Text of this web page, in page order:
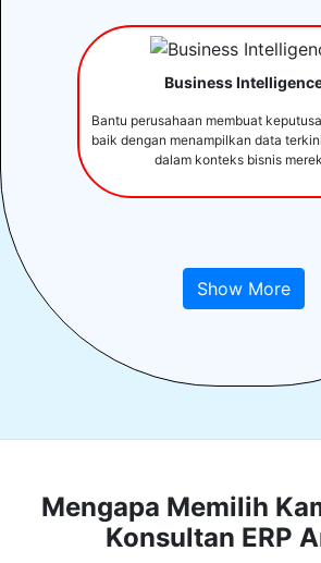
Business
Bantu perusahaan membuat
baik dengan menampilkan data
dalam konteks bisnis
Show More
Mengapa Memilih
Konsultan ERP